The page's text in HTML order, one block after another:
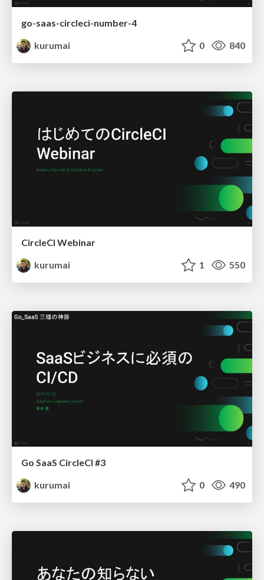
go-saas-circleci-number-4
kurumai
0 840
CircleCI Webinar
kurumai
1 550
Go SaaS CircleCI #3
kurumai
0 490